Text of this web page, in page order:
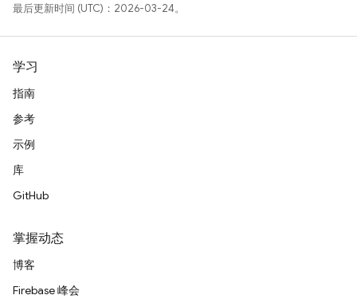
最后更新时间 (UTC)：2026-03-24。
学习
指南
参考
示例
库
GitHub
掌握动态
博客
Firebase 峰会